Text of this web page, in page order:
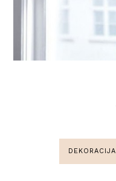
DEKORACIJA